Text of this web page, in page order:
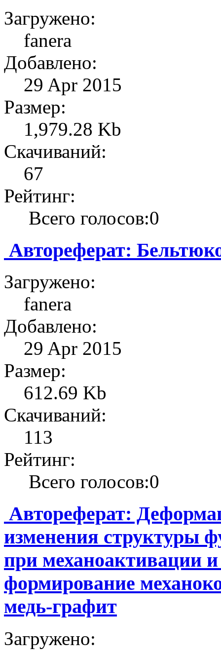
Загружено:
fanera
Добавлено:
29 Apr 2015
Размер:
1,979.28 Kb
Скачиваний:
67
Рейтинг:
Всего голосов:0
Автореферат:
Загружено:
fanera
Добавлено:
29 Apr 2015
Размер:
612.69 Kb
Скачиваний:
113
Рейтинг:
Всего голосов:0
Автореферат:
изменения структуры
при механоактивации
формирование
медь-графит
Загружено: